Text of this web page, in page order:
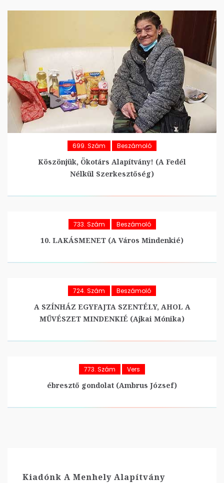
699. Szám Beszámoló
Köszönjük, Ökotárs Alapítvány! (A Fedél
Nélkül Szerkesztőség)
733. Szám Beszámoló
10. LAKÁSMENET (A Város Mindenkié)
724. Szám Beszámoló
A SZÍNHÁZ EGYFAJTA SZENTÉLY, AHOL A
MŰVÉSZET MINDENKIÉ (Ajkai Mónika)
773. Szám Vers
ébresztő gondolat (Ambrus József)
Kiadónk A Menhely Alapítvány